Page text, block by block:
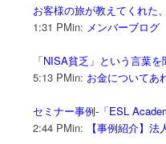
お客様の旅が教えてくれた
1:31 PMin: メンバーブログ
「NISA貧乏」という言葉
5:13 PMin: お金についてあ
セミナー事例-「ESL
2:44 PMin: 【事例紹介】法